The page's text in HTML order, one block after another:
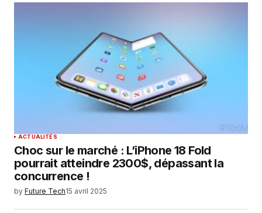
Enregistrer mon nom, mon e-mail et mon
site dans le navigateur pour mon prochain
commentaire.
SUBMIT COMMENT
ACTUALITÉS
Choc sur le marché : L’iPhone 18 Fold
pourrait atteindre 2300$, dépassant la
concurrence !
by Future Tech15 avril 2025